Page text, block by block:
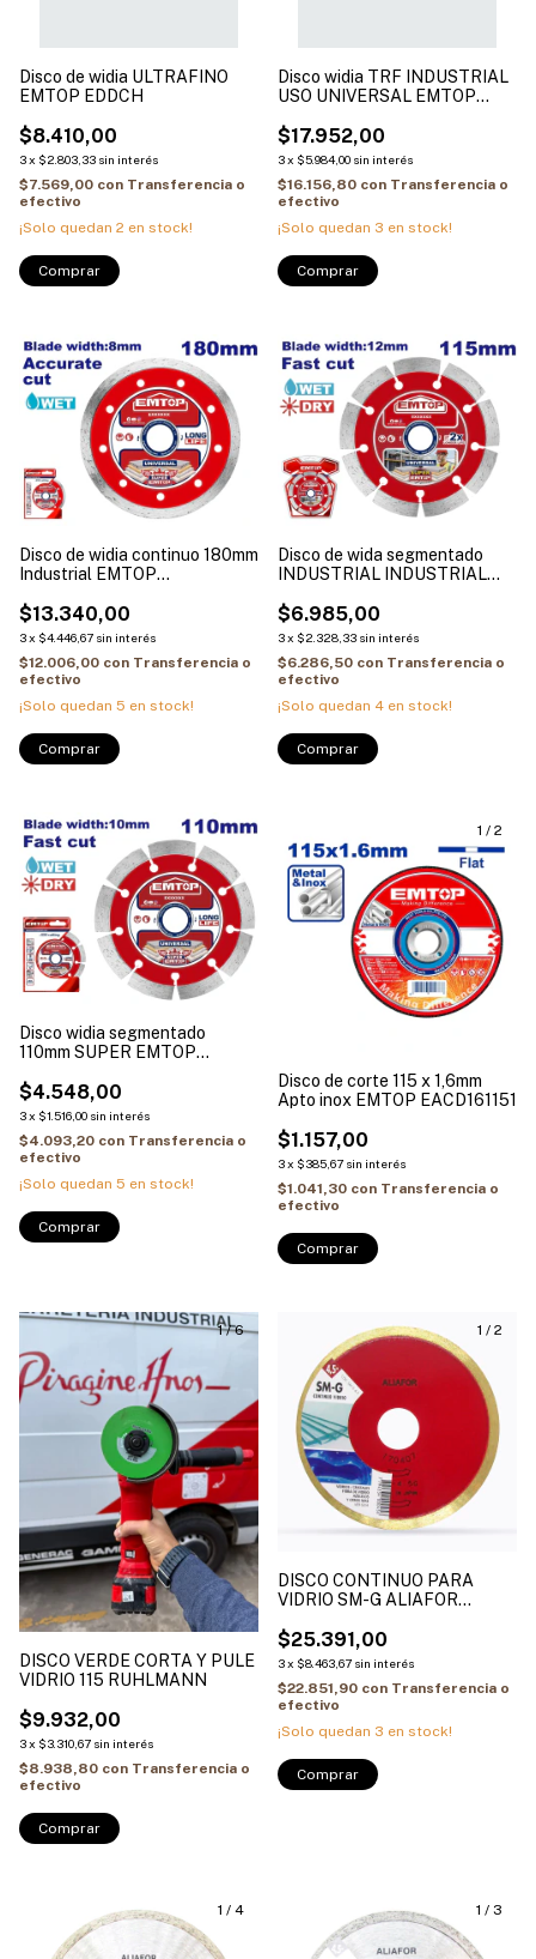
Disco de widia ULTRAFINO
EMTOP EDDCH
$8.410,00
3x $2.803,33 sin interés
$7.569,00 con Transferencia o
efectivo
¡Solo quedan 2 en stock!
Comprar
Disco widia TRF INDUSTRIAL
USO UNIVERSAL EMTOP
$17.952,00
3x $5.984,00 sin interés
$16.156,80 con Transferencia o
efectivo
¡Solo quedan 3 en stock!
Comprar
Disco de widia continuo 180mm
Industrial EMTOP
$13.340,00
3x $4.446,67 sin interés
$12.006,00 con Transferencia o
efectivo
¡Solo quedan 5 en stock!
Disco de wida segmentado
INDUSTRIAL INDUSTRIAL
$6.985,00
3x $2.328,33 sin interés
$6.286,50 con Transferencia o
efectivo
¡Solo quedan 4 en stock!
Disco widia segmentado
110mm SUPER EMTOP
$4.548,00
3x $1.516,00 sin interés
$4.093,20 con Transferencia o
efectivo
¡Solo quedan 5 en stock!
1 / 2
Disco de corte 115 x 1,6mm
Apto inox EMTOP EACD161151
$1.157,00
3x $385,67 sin interés
$1.041,30 con Transferencia o
efectivo
1/6
DISCO VERDE CORTA Y PULE
VIDRIO 115 RUHLMANN
$9.932,00
3x $3.310,67 sin interés
$8.938,80 con Transferencia o
efectivo
1 / 2
DISCO CONTINUO PARA
VIDRIO SM-G ALIAFOR
$25.391,00
3x $8.463,67 sin interés
$22.851,90 con Transferencia o
efectivo
¡Solo quedan 3 en stock!
Comprar
1 / 4 1 / 3